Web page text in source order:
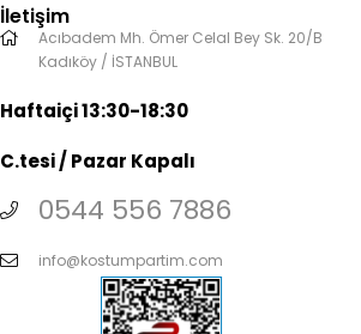
İletişim
Acıbadem Mh. Ömer Celal Bey Sk. 20/B
Kadıköy / İSTANBUL
Haftaiçi 13:30-18:30
C.tesi / Pazar Kapalı
0544 556 7886
info@kostumpartim.com